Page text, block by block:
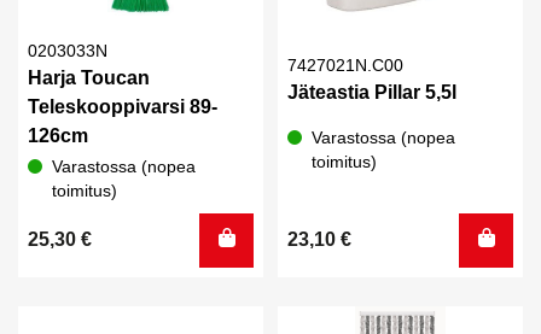
0203033N
Harja Toucan
Teleskooppivarsi 89-
126cm
Varastossa (nopea
toimitus)
25,30 €
7427021N.C00
Jäteastia Pillar 5,5l
Varastossa (nopea
toimitus)
23,10 €